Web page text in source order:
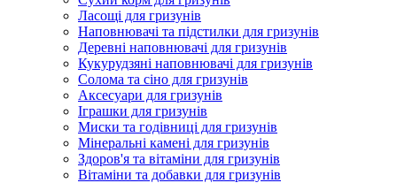
Ласощі для гризунів
Наповнювачі та підстилки для гризунів
Деревні наповнювачі для гризунів
Кукурудзяні наповнювачі для гризунів
Солома та сіно для гризунів
Аксесуари для гризунів
Іграшки для гризунів
Миски та годівниці для гризунів
Мінеральні камені для гризунів
Здоров'я та вітаміни для гризунів
Вітаміни та добавки для гризунів